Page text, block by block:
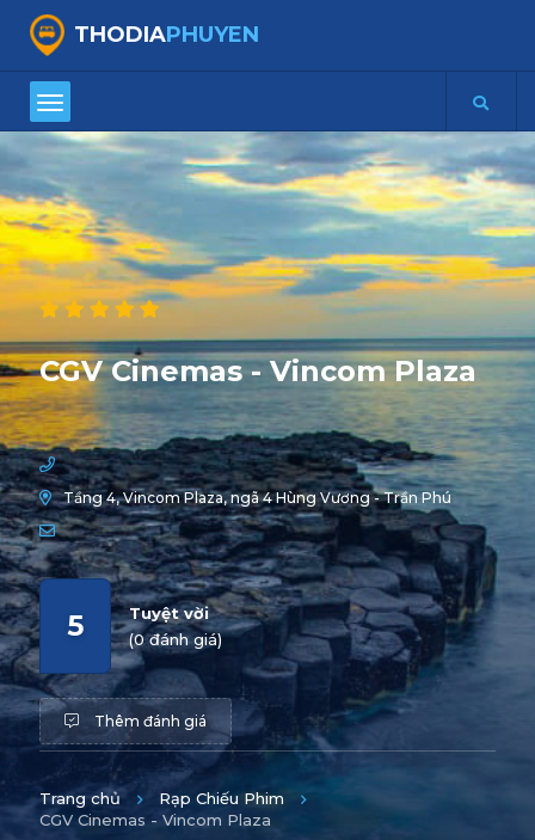
THODIAPHUYEN
CGV Cinemas - Vincom Plaza
Tầng 4, Vincom Plaza, ngã 4 Hùng Vương - Trần Phú
Tuyệt vời
(0 đánh giá)
5
Thêm đánh giá
Trang chủ
Rạp Chiếu Phim
CGV Cinemas - Vincom Plaza